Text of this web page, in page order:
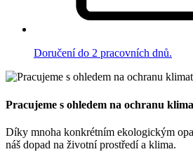
Doručení do 2 pracovních dnů.
Pracujeme s ohledem na ochranu
Díky mnoha konkrétním ekologickým
náš dopad na životní prostředí a klima.